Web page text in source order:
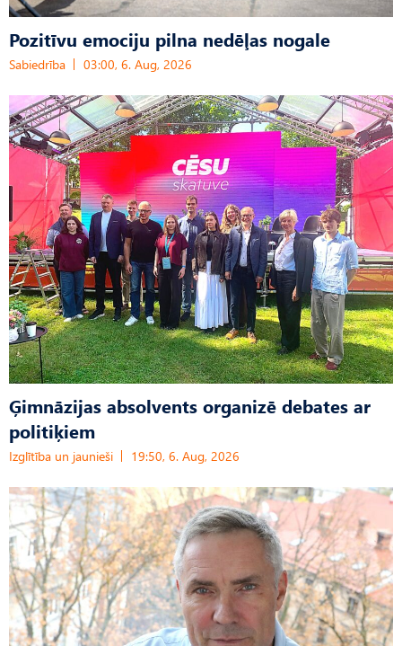
Pozitīvu emociju pilna nedēļas nogale
Sabiedrība 03:00, 6. Aug, 2026
Ģimnāzijas absolvents organizē debates ar
politiķiem
Izglītība un jaunieši 19:50, 6. Aug, 2026